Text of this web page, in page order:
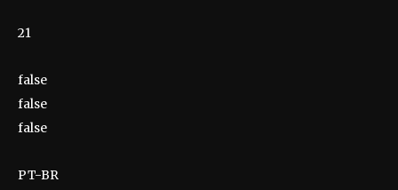
21
false
false
false
PT-BR